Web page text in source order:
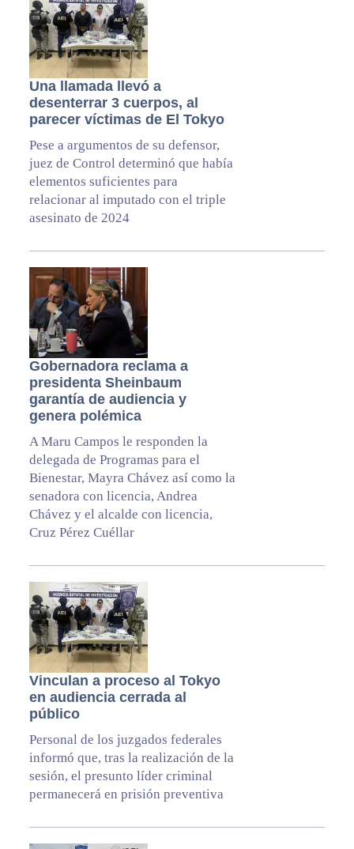
Una llamada llevó a
desenterrar 3 cuerpos, al
parecer víctimas de El Tokyo
Pese a argumentos de su defensor,
juez de Control determinó que había
elementos suficientes para
relacionar al imputado con el triple
asesinato de 2024
Gobernadora reclama a
presidenta Sheinbaum
garantía de audiencia y
genera polémica
A Maru Campos le responden la
delegada de Programas para el
Bienestar, Mayra Chávez así como la
senadora con licencia, Andrea
Chávez y el alcalde con licencia,
Cruz Pérez Cuéllar
Vinculan a proceso al Tokyo
en audiencia cerrada al
público
Personal de los juzgados federales
informó que, tras la realización de la
sesión, el presunto líder criminal
permanecerá en prisión preventiva